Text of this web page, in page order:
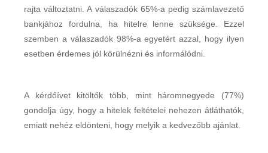
rajta változtatni. A válaszadók 65%-a pedig számlavezető
bankjához fordulna, ha hitelre lenne szüksége. Ezzel
szemben a válaszadók 98%-a egyetért azzal, hogy ilyen
esetben érdemes jól körülnézni és informálódni.
A kérdőívet kitöltők több, mint háromnegyede (77%)
gondolja úgy, hogy a hitelek feltételei nehezen átláthatók,
emiatt nehéz eldönteni, hogy melyik a kedvezőbb ajánlat.